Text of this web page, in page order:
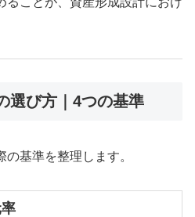
選び方｜4つの基準
基準を整理します。